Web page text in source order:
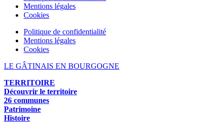
Mentions légales
Cookies
Politique de confidentialité
Mentions légales
Cookies
LE GÂTINAIS EN BOURGOGNE
TERRITOIRE
Découvrir le territoire
26 communes
Patrimoine
Histoire